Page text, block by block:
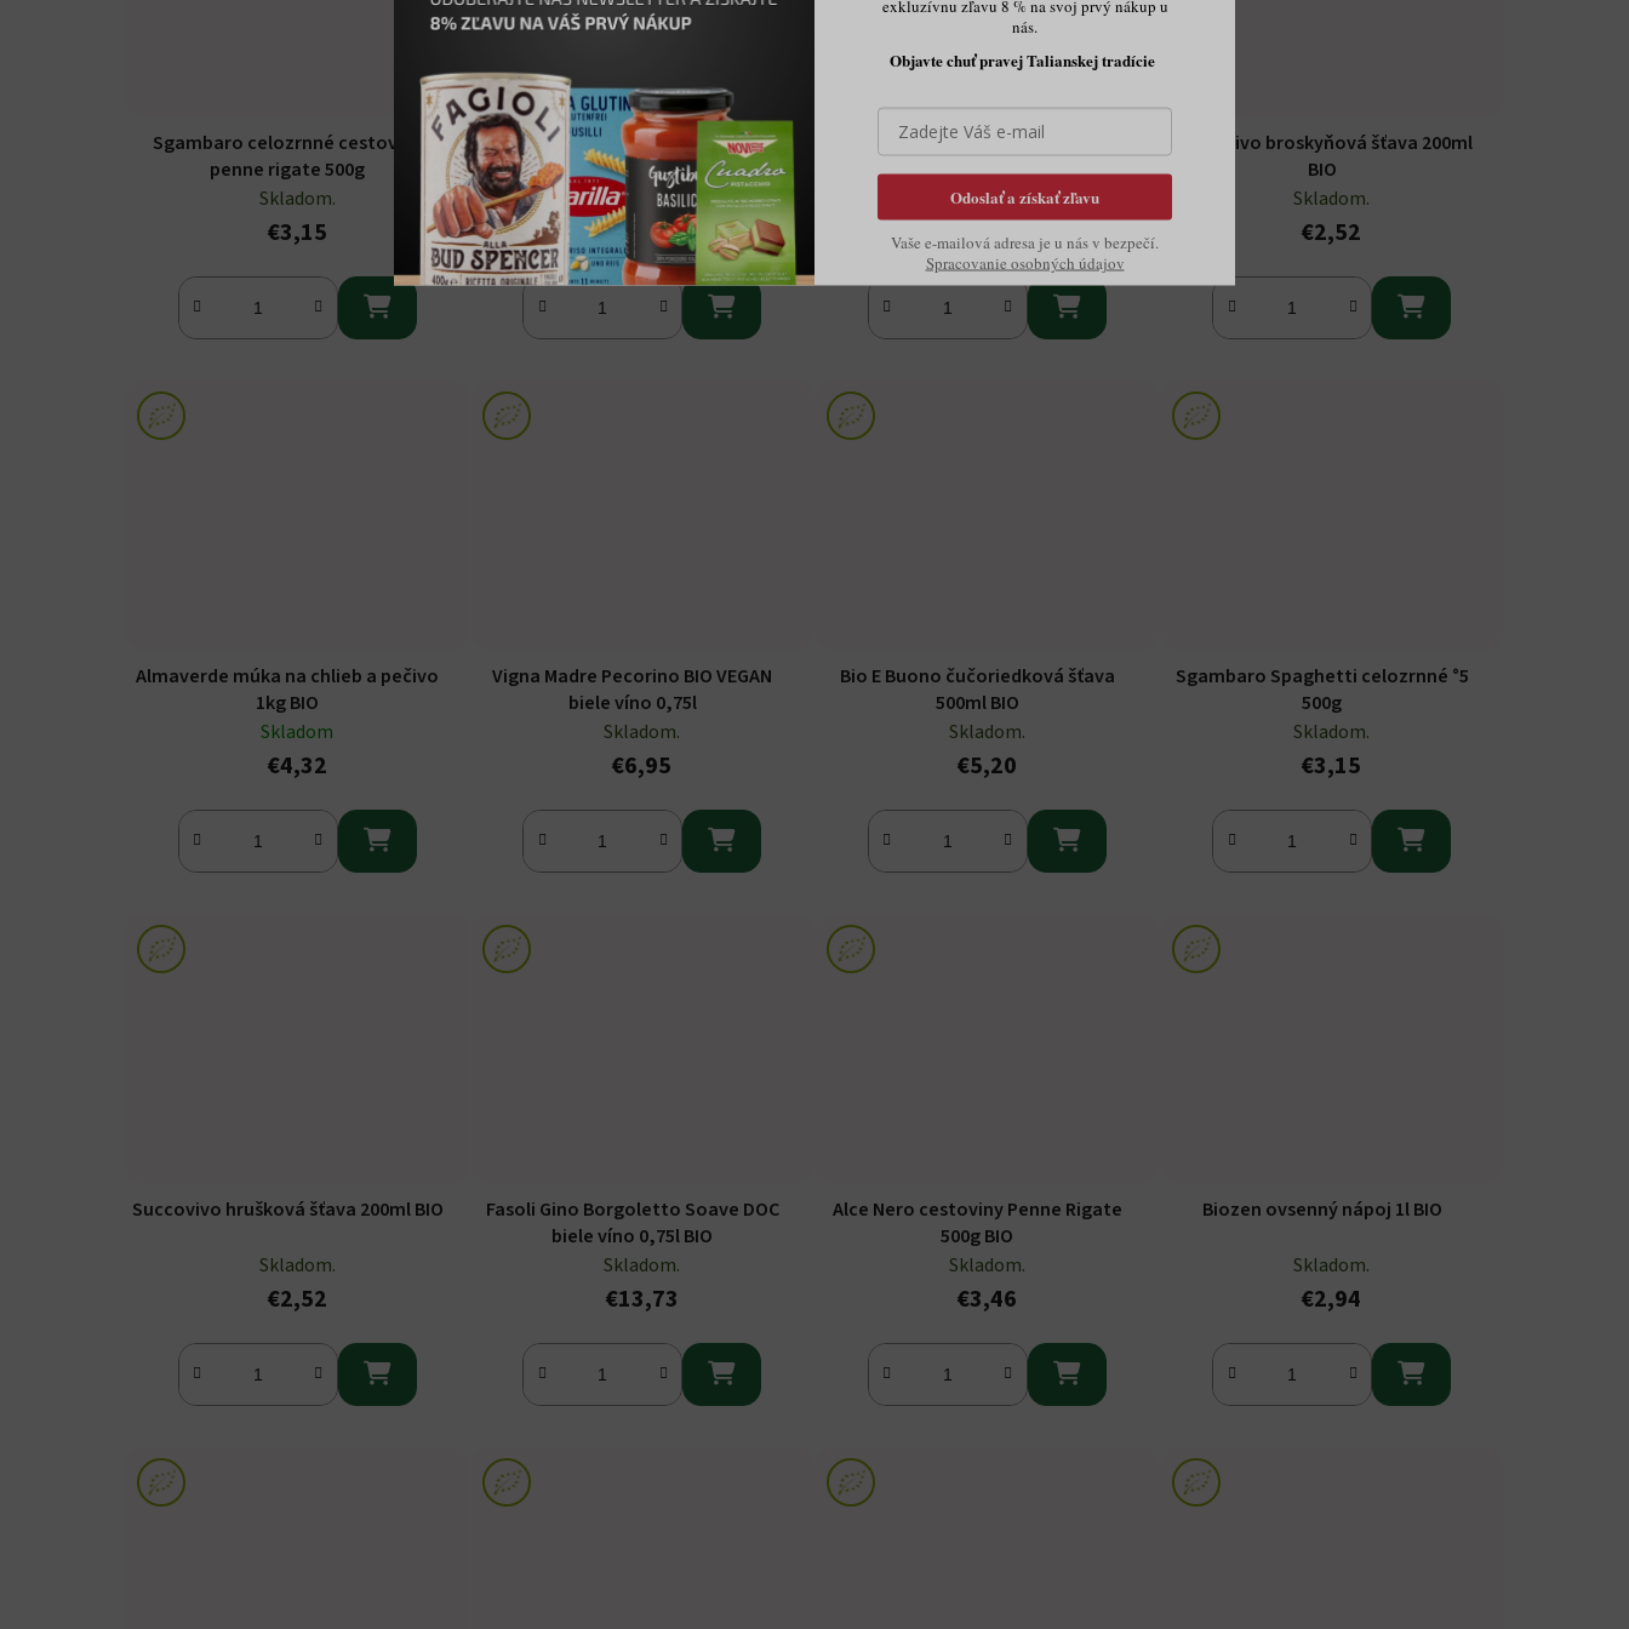
Sgambaro celozrnné cestoviny
penne rigate 500g
Skladom.
€3,15

Prosecco rose biologico cl.0,75l
Skladom.
€11,60

Succovivo marhuľová šťava 200ml
BIO
Skladom.
€2,52

Succovivo broskyňová šťava 200ml
BIO
Skladom.
€2,52

Almaverde múka na chlieb a pečivo
1kg BIO
Skladom
€4,32

Vigna Madre Pecorino BIO VEGAN
biele víno 0,75l
Skladom.
€6,95

Bio E Buono čučoriedková šťava
500ml BIO
Skladom.
€5,20

Sgambaro Spaghetti celozrnné °5
500g
Skladom.
€3,15

Succovivo hrušková šťava 200ml BIO
Skladom.
€2,52

Fasoli Gino Borgoletto Soave DOC
biele víno 0,75l BIO
Skladom.
€13,73

Alce Nero cestoviny Penne Rigate
500g BIO
Skladom.
€3,46

Biozen ovsenný nápoj 1l BIO
Skladom.
€2,94

exkluzívnu zľavu 8 % na svoj prvý nákup u
nás.
Objavte chuť pravej Talianskej tradície
Odoslať a získať zľavu
Vaše e-mailová adresa je u nás v bezpečí.
Spracovanie osobných údajov